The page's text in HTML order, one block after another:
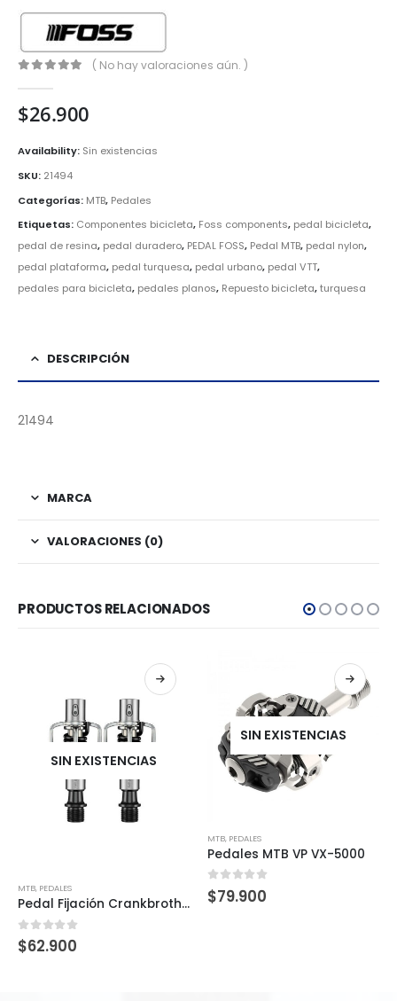
( No hay valoraciones aún. )
$26.900
Availability: Sin existencias
SKU: 21494
Categorías: MTB, Pedales
Etiquetas: Componentes bicicleta, Foss components, pedal bicicleta,
pedal de resina, pedal duradero, PEDAL FOSS, Pedal MTB, pedal nylon,
pedal plataforma, pedal turquesa, pedal urbano, pedal VTT,
pedales para bicicleta, pedales planos, Repuesto bicicleta,turquesa
DESCRIPCIÓN
21494
MARCA
VALORACIONES (0)
PRODUCTOS RELACIONADOS
SIN EXISTENCIAS
MTB, PEDALES
Pedal Fijación Crankbrothers Eggbeater 1
0 out of 5
$62.900
SIN EXISTENCIAS
MTB, PEDALES
Pedales MTB VP VX-5000
0 out of 5
$79.900